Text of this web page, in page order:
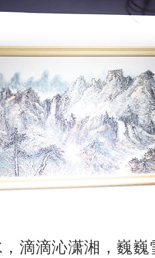
滴滴沁潇湘，巍